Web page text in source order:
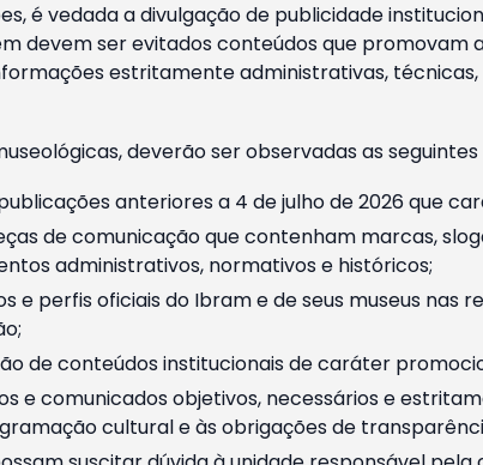
é vedada a divulgação de publicidade
devem ser evitados conteúdos que
estritamente administrativas,
deverão ser observadas as
anteriores a 4 de julho de 2026 que
de comunicação que contenham marcas,
administrativos, normativos e históricos;
e perfis oficiais do Ibram e de seus museus nas
de conteúdos institucionais de caráter
e comunicados objetivos, necessários e
cultural e às obrigações de